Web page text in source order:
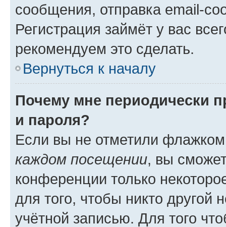
сообщения, отправка email-
Регистрация займёт у вас
рекомендуем это сделать.
Вернуться к началу
Почему мне периодически
и пароля?
Если вы не отметили
каждом посещении, вы
конференции только
для того, чтобы никто другой
учётной записью. Для того